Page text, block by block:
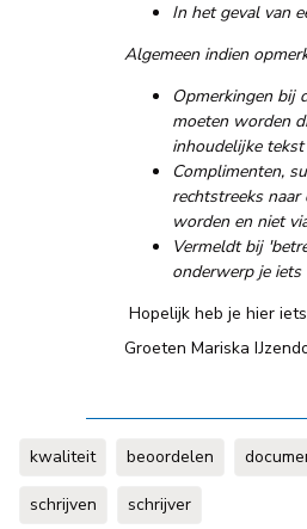
In het geval van
Algemeen indien
Opmerkingen bij
moeten worden
inhoudelijke
Complimenten,
rechtstreeks
worden en niet
Vermeldt bij
onderwerp je
Hopelijk heb je hier
Groeten Mariska
kwaliteit beoordelen
schrijven schrijver